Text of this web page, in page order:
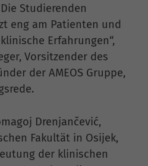
Studierenden
eng am Patienten und
Erfahrungen“,
Vorsitzender des
der AMEOS Gruppe,
Drenjančević,
Fakultät in Osijek,
der klinischen